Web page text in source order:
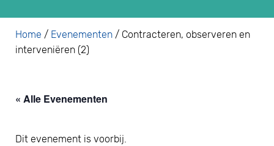
Home / Evenementen / Contracteren, observeren en
interveniëren (2)
« Alle Evenementen
Dit evenement is voorbij.